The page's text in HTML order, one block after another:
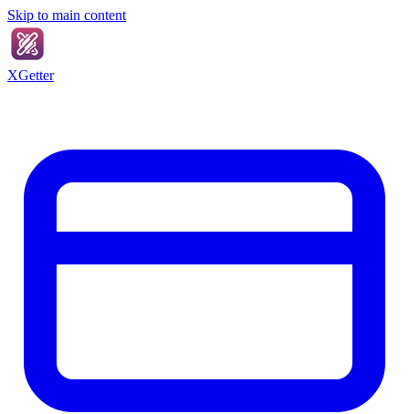
Skip to main content
XGetter